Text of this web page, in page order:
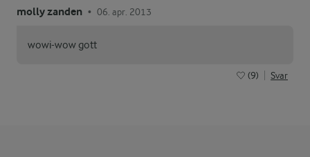
molly zanden • 06. apr. 2013
wowi-wow gott
(9) Svar